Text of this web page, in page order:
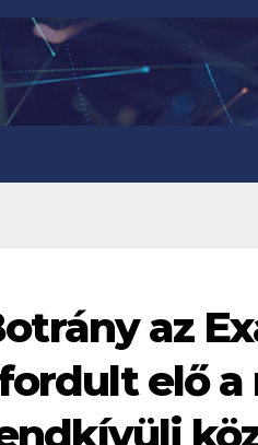
az
elő